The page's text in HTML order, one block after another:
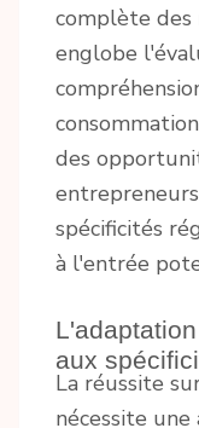
complète des
englobe
des
spécificités
à l'entrée
aux
La réussite
nécessite